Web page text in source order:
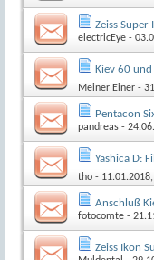
Zeiss Super
electricEye -
Kiev 60
Meiner Einer -
Pentacon
pandreas -
Yashica D:
tho -
Anschluß
fotocomte -
Zeiss Ikon